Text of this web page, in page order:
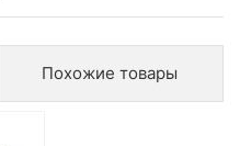
Похожие товары